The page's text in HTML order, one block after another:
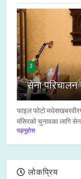
3
सेना परिचालन
फाइल फाेटाे
मंसिरको चुनावका लागि
पढ्नुहोस
लोकप्रिय